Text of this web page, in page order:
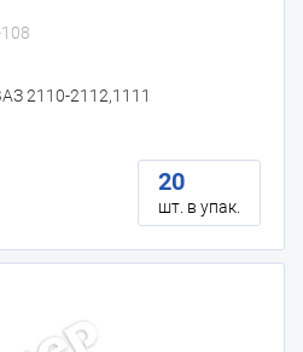
2110-2112,1111
20
шт. в упак.